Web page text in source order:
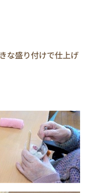
盛り付けで仕上げ